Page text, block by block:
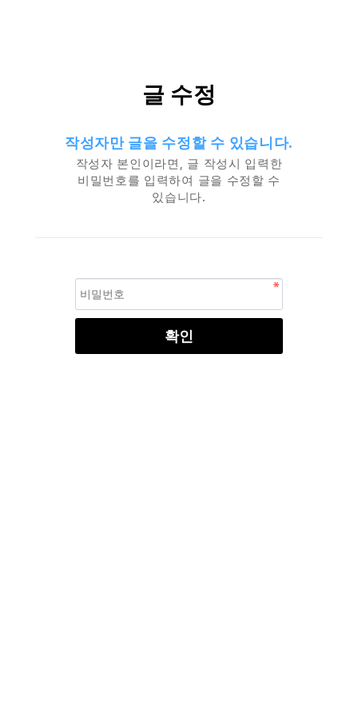
글 수정
작성자만 글을 수정할 수 있습니다.
작성자 본인이라면, 글 작성시 입력한
비밀번호를 입력하여 글을 수정할 수
있습니다.